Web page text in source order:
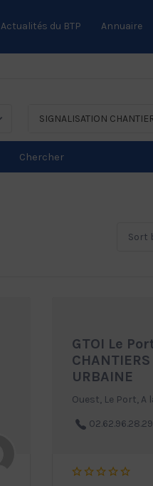
Actualités du BTP Annuaire
Chercher
GTOI Le
URBAINE
Ouest, Le Port, A
02.62.96.28.29